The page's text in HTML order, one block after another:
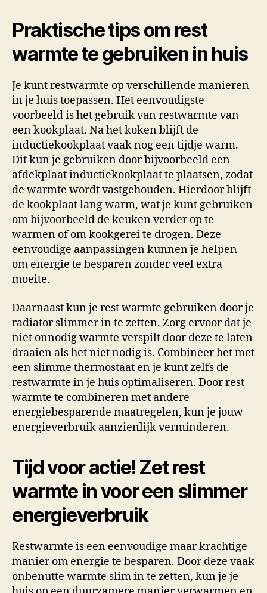
Praktische tips om rest
warmte te gebruiken in huis
Je kunt restwarmte op verschillende manieren
in je huis toepassen. Het eenvoudigste
voorbeeld is het gebruik van restwarmte van
een kookplaat. Na het koken blijft de
inductiekookplaat vaak nog een tijdje warm.
Dit kun je gebruiken door bijvoorbeeld een
afdekplaat inductiekookplaat te plaatsen, zodat
de warmte wordt vastgehouden. Hierdoor blijft
de kookplaat lang warm, wat je kunt gebruiken
om bijvoorbeeld de keuken verder op te
warmen of om kookgerei te drogen. Deze
eenvoudige aanpassingen kunnen je helpen
om energie te besparen zonder veel extra
moeite.
Daarnaast kun je rest warmte gebruiken door je
radiator slimmer in te zetten. Zorg ervoor dat je
niet onnodig warmte verspilt door deze te laten
draaien als het niet nodig is. Combineer het met
een slimme thermostaat en je kunt zelfs de
restwarmte in je huis optimaliseren. Door rest
warmte te combineren met andere
energiebesparende maatregelen, kun je jouw
energieverbruik aanzienlijk verminderen.
Tijd voor actie! Zet rest
warmte in voor een slimmer
energieverbruik
Restwarmte is een eenvoudige maar krachtige
manier om energie te besparen. Door deze vaak
onbenutte warmte slim in te zetten, kun je je